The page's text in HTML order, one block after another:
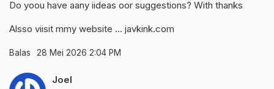
Do yoou have aany iideas oor suggestions? With thanks
Alsso viisit mmy website … javkink.com
Balas 28 Mei 2026 2:04 PM
Joel